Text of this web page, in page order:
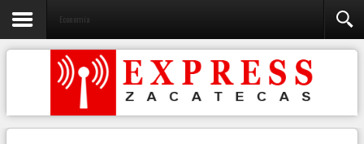
Economía